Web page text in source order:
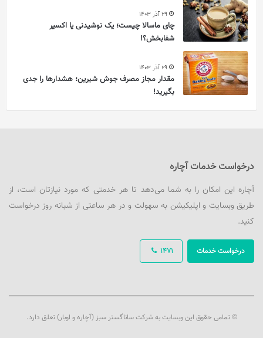
29 آذر 1403
چای ماسالا چیست؛ یک نوشیدنی یا اکسیر
شفابخش؟!
29 آذر 1403
مقدار مجاز مصرف جوش شیرین؛ هشدارها را جدی
بگیرید!
درخواست خدمات آچاره
آچاره این امکان را به شما می‌دهد تا هر خدمتی که مورد نیازتان است، از
طریق وبسایت و اپلیکیشن به سهولت و در هر ساعتی از شبانه روز درخواست
کنید.
1471 درخواست خدمات
© تمامی حقوق این وبسایت به شرکت ساناگستر سبز (آچاره و اوبار) تعلق دارد.